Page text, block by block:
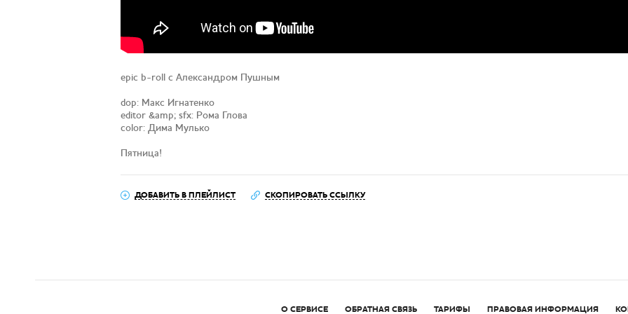
epic b-roll с Александром Пушным
dop: Макс Игнатенко
editor &amp; sfx: Рома Глова
color: Дима Мулько
Пятница!
ДОБАВИТЬ В ПЛЕЙЛИСТ СКОПИРОВАТЬ ССЫЛКУ
О СЕРВИСЕ ОБРАТНАЯ СВЯЗЬ ТАРИФЫ ПРАВОВАЯ ИНФОРМАЦИЯ